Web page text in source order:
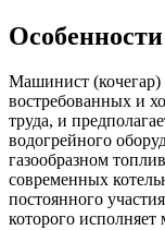
Машинист (кочегар)
востребованных и
труда, и
водогрейного
газообразном
современных
постоянного
которого